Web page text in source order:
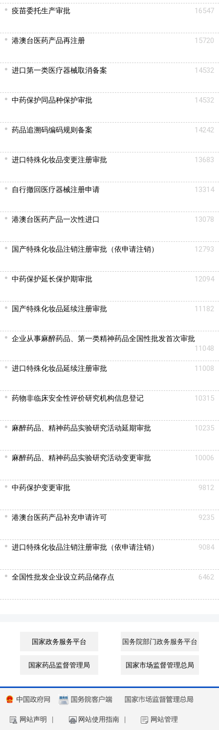
疫苗委托生产审批 16547
港澳台医药产品再注册 15720
进口第一类医疗器械取消备案 14532
中药保护同品种保护审批 14532
药品追溯码编码规则备案 14242
进口特殊化妆品变更注册审批 13683
自行撤回医疗器械注册申请 13314
港澳台医药产品一次性进口 13078
国产特殊化妆品注销注册审批（依申请注销） 12793
中药保护延长保护期审批 12094
国产特殊化妆品延续注册审批 11182
企业从事麻醉药品、第一类精神药品全国性批发首次审批
11048
进口特殊化妆品延续注册审批 11008
药物非临床安全性评价研究机构信息登记 10315
麻醉药品、精神药品实验研究活动延期审批 10235
麻醉药品、精神药品实验研究活动变更审批 10006
中药保护变更审批 9812
港澳台医药产品补充申请许可 9235
进口特殊化妆品注销注册审批（依申请注销） 9084
全国性批发企业设立药品储存点 6462
国家政务服务平台 国务院部门政务服务平台
国家药品监督管理局 国家市场监督管理总局
网站声明 网站使用指南 网站管理